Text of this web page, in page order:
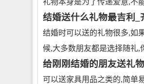
礼物本身是为了传递爱意,不
结婚送什么礼物最吉利_
结婚时可以送的礼物很多,如
候,大多数朋友都是选择随礼,
给刚刚结婚的朋友送礼
可以送家具用品之类的,简单